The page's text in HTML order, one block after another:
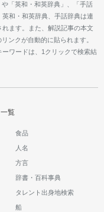
「英和・和英辞典」、「手話
和・和英辞典、手話辞典は連
ます。また、解説記事の本文
ンクが自動的に貼られます。
ワードは、1クリックで検索結
覧
食品
人名
方言
辞書・百科事典
タレント出身地検索
船